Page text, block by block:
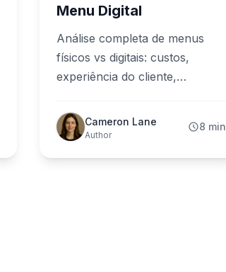
Menu Digital
Análise completa de menus
físicos vs digitais: custos,
experiência do cliente,
solução se adapta melhor ao
seu restaurante.
Cameron Lane
Author
8 min